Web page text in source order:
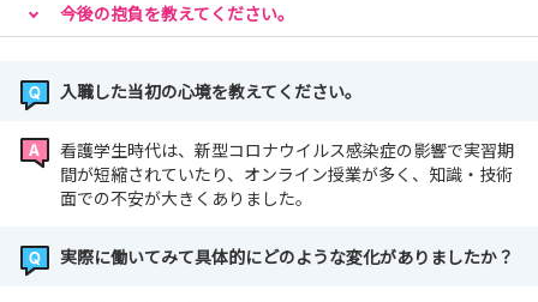
詳しくは病院ホームページをご覧ください。
います。
今後の抱負を教えてください。
入職した当初の心境を教えてください。
看護学生時代は、新型コロナウイルス感染症の影響で実習期
間が短縮されていたり、オンライン授業が多く、知識・技術
面での不安が大きくありました。
実際に働いてみて具体的にどのような変化がありましたか？